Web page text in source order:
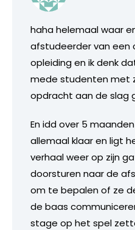
haha helemaal waar
afstudeerder van een
opleiding en ik denk
mede studenten met
opdracht aan de slag
En idd over 5
allemaal klaar en ligt
verhaal weer op zijn
doorsturen naar de
om te bepalen of ze
de baas
stage op het spel